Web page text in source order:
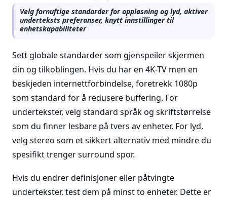
Velg fornuftige standarder for oppløsning og lyd, aktiver
underteksts preferanser, knytt innstillinger til
enhetskapabiliteter
Sett globale standarder som gjenspeiler skjermen
din og tilkoblingen. Hvis du har en 4K-TV men en
beskjeden internettforbindelse, foretrekk 1080p
som standard for å redusere buffering. For
undertekster, velg standard språk og skriftstørrelse
som du finner lesbare på tvers av enheter. For lyd,
velg stereo som et sikkert alternativ med mindre du
spesifikt trenger surround spor.
Hvis du endrer definisjoner eller påtvingte
undertekster, test dem på minst to enheter. Dette er